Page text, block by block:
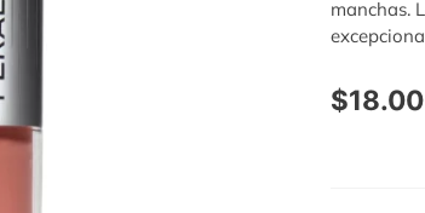
manchas.
$18.00